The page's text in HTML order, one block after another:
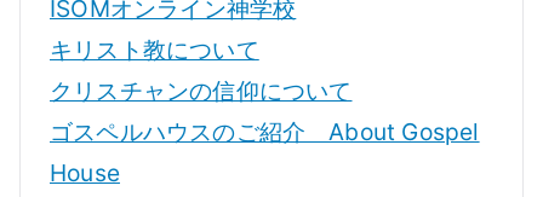
ISOMオンライン神学校
キリスト教について
クリスチャンの信仰について
ゴスペルハウスのご紹介 About Gospel
House